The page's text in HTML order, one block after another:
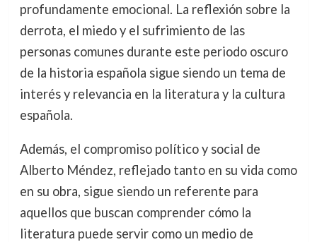
profundamente emocional. La reflexión sobre la
derrota, el miedo y el sufrimiento de las
personas comunes durante este periodo oscuro
de la historia española sigue siendo un tema de
interés y relevancia en la literatura y la cultura
española.
Además, el compromiso político y social de
Alberto Méndez, reflejado tanto en su vida como
en su obra, sigue siendo un referente para
aquellos que buscan comprender cómo la
literatura puede servir como un medio de